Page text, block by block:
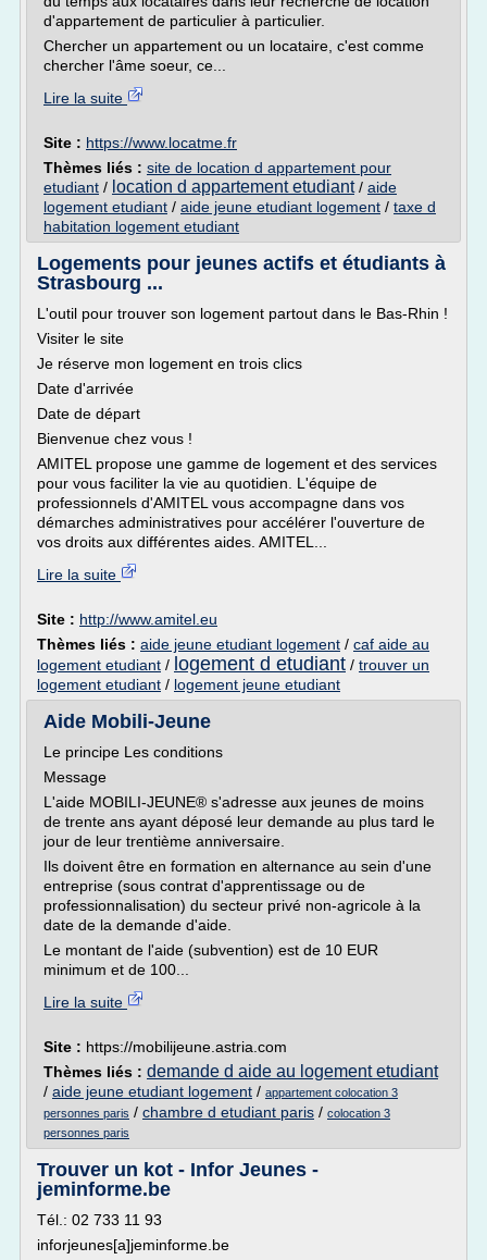
d'appartement de particulier à particulier.
Chercher un appartement ou un locataire, c'est comme
chercher l'âme soeur, ce...
Lire la suite
Site : https://www.locatme.fr
Thèmes liés : site de location d appartement pour
etudiant / location d appartement etudiant/ aide
logement etudiant / aide jeune etudiant logement / taxe d
habitation logement etudiant
Logements pour jeunes actifs et étudiants à
Strasbourg ...
L'outil pour trouver son logement partout dans le Bas-Rhin !
Visiter le site
Je réserve mon logement en trois clics
Date d'arrivée
Date de départ
Bienvenue chez vous !
AMITEL propose une gamme de logement et des services
pour vous faciliter la vie au quotidien. L'équipe de
professionnels d'AMITEL vous accompagne dans vos
démarches administratives pour accélérer l'ouverture de
vos droits aux différentes aides. AMITEL...
Lire la suite
Site : http://www.amitel.eu
Thèmes liés : aide jeune etudiant logement / caf aide au
logement etudiant / logement d etudiant / trouver un
logement etudiant / logement jeune etudiant
Aide Mobili-Jeune
Le principe Les conditions
Message
L'aide MOBILI-JEUNE® s'adresse aux jeunes de moins
de trente ans ayant déposé leur demande au plus tard le
jour de leur trentième anniversaire.
Ils doivent être en formation en alternance au sein d'une
entreprise (sous contrat d'apprentissage ou de
professionnalisation) du secteur privé non-agricole à la
date de la demande d'aide.
Le montant de l'aide (subvention) est de 10 EUR
minimum et de 100...
Lire la suite
Site : https://mobilijeune.astria.com
Thèmes liés : demande d aide au logement etudiant
/ aide jeune etudiant logement / appartement colocation 3
personnes paris / chambre d etudiant paris / colocation 3
personnes paris
Trouver un kot - Infor Jeunes -
jeminforme.be
Tél.: 02 733 11 93
inforjeunes[a]jeminforme.be